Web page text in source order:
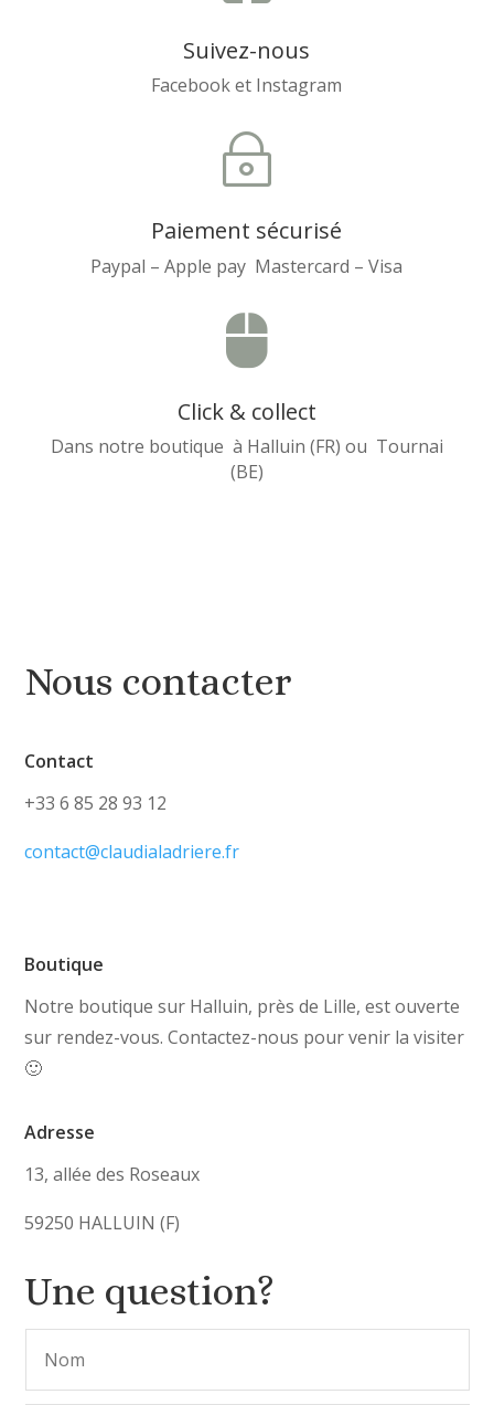
Suivez-nous
Facebook et Instagram
~
Paiement sécurisé
Paypal – Apple pay Mastercard – Visa

Click & collect
Dans notre boutique à Halluin (FR) ou Tournai
(BE)
Nous contacter
Contact
+33 6 85 28 93 12
contact@claudialadriere.fr
Boutique
Notre boutique sur Halluin, près de Lille, est ouverte
sur rendez-vous. Contactez-nous pour venir la visiter
🙂
Adresse
13, allée des Roseaux
59250 HALLUIN (F)
Une question?